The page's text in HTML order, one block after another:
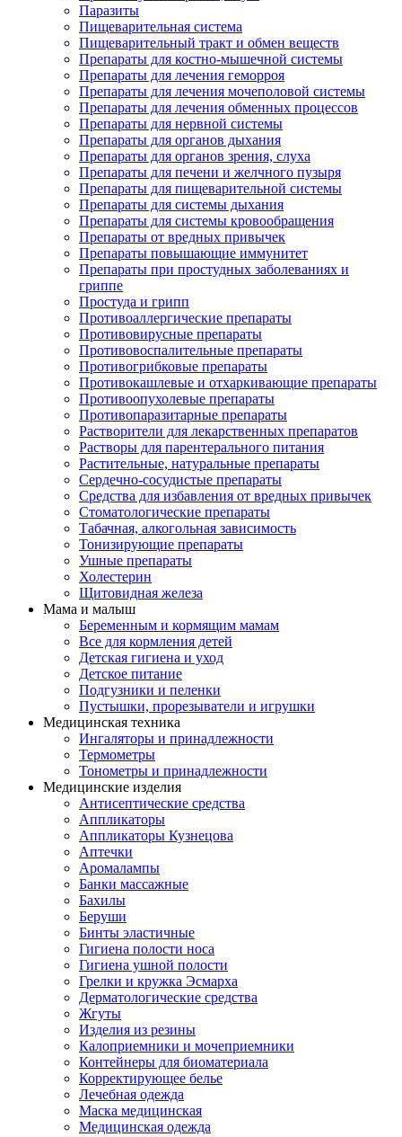
Паразиты
Пищеварительная система
Пищеварительный тракт и обмен веществ
Препараты для костно-мышечной системы
Препараты для лечения геморроя
Препараты для лечения мочеполовой системы
Препараты для лечения обменных процессов
Препараты для нервной системы
Препараты для органов дыхания
Препараты для органов зрения, слуха
Препараты для печени и желчного пузыря
Препараты для пищеварительной системы
Препараты для системы дыхания
Препараты для системы кровообращения
Препараты от вредных привычек
Препараты повышающие иммунитет
Препараты при простудных заболеваниях и
гриппе
Простуда и грипп
Противоаллергические препараты
Противовирусные препараты
Противовоспалительные препараты
Противогрибковые препараты
Противокашлевые и отхаркивающие препараты
Противоопухолевые препараты
Противопаразитарные препараты
Растворители для лекарственных препаратов
Растворы для парентерального питания
Растительные, натуральные препараты
Сердечно-сосудистые препараты
Средства для избавления от вредных привычек
Стоматологические препараты
Табачная, алкогольная зависимость
Тонизирующие препараты
Ушные препараты
Холестерин
Щитовидная железа
Мама и малыш
Беременным и кормящим мамам
Все для кормления детей
Детская гигиена и уход
Детское питание
Подгузники и пеленки
Пустышки, прорезыватели и игрушки
Медицинская техника
Ингаляторы и принадлежности
Термометры
Тонометры и принадлежности
Медицинские изделия
Антисептические средства
Аппликаторы
Аппликаторы Кузнецова
Аптечки
Аромалампы
Банки массажные
Бахилы
Беруши
Бинты эластичные
Гигиена полости носа
Гигиена ушной полости
Грелки и кружка Эсмарха
Дерматологические средства
Жгуты
Изделия из резины
Калоприемники и мочеприемники
Контейнеры для биоматериала
Корректирующее белье
Лечебная одежда
Маска медицинская
Медицинская одежда